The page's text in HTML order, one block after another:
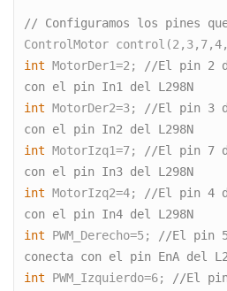
// Configuramos los pines
ControlMotor
int MotorDer1=2;
//El pin 2
con el pin In1 del L298N
int MotorDer2=3;
//El pin 3
con el pin In2 del L298N
int MotorIzq1=7;
//El pin 7
con el pin In3 del L298N
int MotorIzq2=4;
//El pin 4
con el pin In4 del L298N
int PWM_Derecho=5;
//El pin
conecta con el pin EnA del
int PWM_Izquierdo=6;
//El